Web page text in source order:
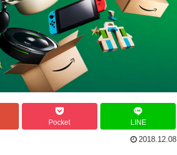
Pocket LINE
2018.12.08